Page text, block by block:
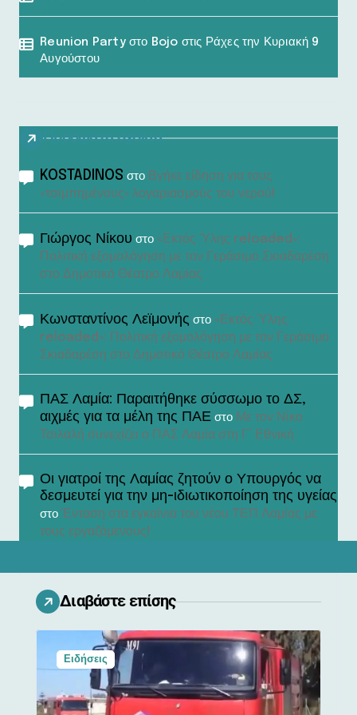
Reunion Party στο Bojo στις Ράχες την Κυριακή 9
Αυγούστου
Πρόσφατα σχόλια
KOSTADINOS στο Βγήκε είδηση για τους
«τσιμπημένους» λογαριασμούς του νερού!
Γιώργος Νίκου στο «Εκτός Ύλης reloaded»:
Πολιτική εξομολόγηση με τον Γεράσιμο Σκιαδαρέση
στο Δημοτικό Θέατρο Λαμίας
Κωνσταντίνος Λεϊμονής στο «Εκτός Ύλης
reloaded»: Πολιτική εξομολόγηση με τον Γεράσιμο
Σκιαδαρέση στο Δημοτικό Θέατρο Λαμίας
ΠΑΣ Λαμία: Παραιτήθηκε σύσσωμο το ΔΣ,
αιχμές για τα μέλη της ΠΑΕ στο Με τον Νίκο
Τσιλαλή συνεχίζει ο ΠΑΣ Λαμία στη Γ’ Εθνική
Οι γιατροί της Λαμίας ζητούν ο Υπουργός να
δεσμευτεί για την μη-ιδιωτικοποίηση της υγείας
στο Ένταση στα εγκαίνια του νέου ΤΕΠ Λαμίας με
τους εργαζόμενους!
Διαβάστε επίσης
Ειδήσεις